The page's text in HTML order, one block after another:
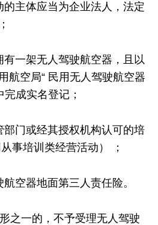
的主体应当为企业法人，法定
有一架无人驾驶航空器，且以
航空局“ 民用无人驾驶航空器
成实名登记；
部门或经其授权机构认可的培
事培训类经营活动） ；
航空器地面第三人责任险。
之一的，不予受理无人驾驶